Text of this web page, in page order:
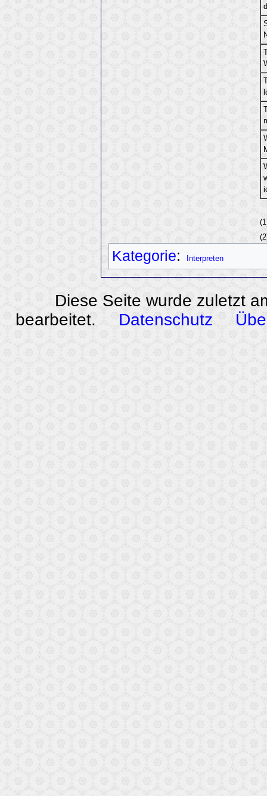
Kategorie: Interpreten
Diese Seite wurde zuletzt
bearbeitet.
Datenschutz